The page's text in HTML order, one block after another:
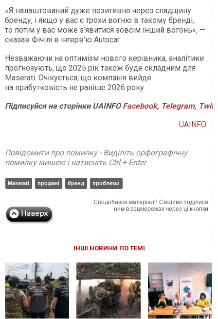
«Я налаштований дуже позитивно через спадщину
бренду, і якщо у вас є трохи вогню в такому бренді,
то потім у вас може з’явитися зовсім інший вогонь», —
сказав Фічілі в інтерв'ю Autocar.
Незважаючи на оптимізм нового керівника, аналітики
прогнозують, що 2025 рік також буде складним для
Maserati. Очікується, що компанія вийде
на прибутковість не раніше 2026 року.
Підписуйся на сторінки UAINFO Facebook, Telegram,
UAINFO
Повідомити про помилку - Виділіть орфографічну
помилку мишею і натисніть Ctrl + Enter
Maserati продажі бренд проблеми
Сподобався матеріал? Сміливо поділися
ним в соцмережах через ці кнопки
ІНШІ НОВИНИ ПО ТЕМІ